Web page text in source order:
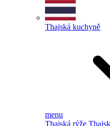
Thajská kuchyně
menu
Thajská rýže